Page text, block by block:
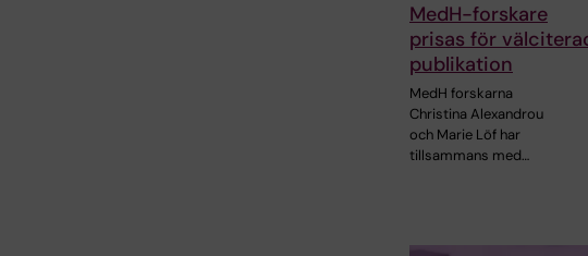
MedH-forskare
prisas för
publikation
MedH forskarna
Christina Alexandrou
och Marie Löf har
tillsammans med…